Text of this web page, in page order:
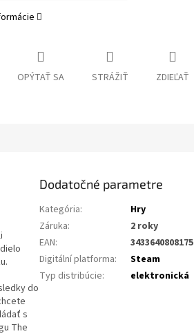
OPÝTAŤ SA STRÁŽIŤ ZDIEĽAŤ
do
s
The
Dodatočné parametre
Kategória:
Hry
Záruka:
2 roky
EAN:
3433640808175
Digitální platforma:
Steam
Typ distribúcie: elektronická